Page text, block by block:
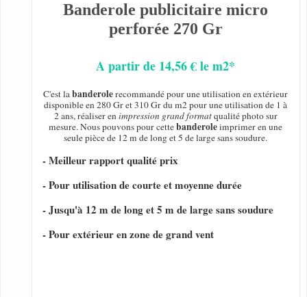
Banderole publicitaire micro
perforée 270 Gr
A partir de 14,56 € le m2*
C'est labanderolerecommandé pour une utilisation en extérieur
disponible en 280 Gr et 310 Gr du m2 pour une utilisation de 1 à
2 ans, réaliser enimpression grand formatqualité photo sur
mesure. Nous pouvons pour cettebanderoleimprimer en une
seule pièce de 12 m de long et 5 de large sans soudure.
- Meilleur rapport qualité prix
- Pour utilisation de courte et moyenne durée
- Jusqu'à 12 m de long et 5 m de large sans soudure
- Pour extérieur en zone de grand vent